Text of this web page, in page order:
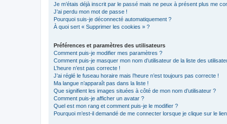
Je m’étais déjà inscrit par le passé mais ne peux à présent plus me
J’ai perdu mon mot de passe !
Pourquoi suis-je déconnecté automatiquement ?
À quoi sert « Supprimer les cookies » ?
Préférences et paramètres des utilisateurs
Comment puis-je modifier mes paramètres ?
Comment puis-je masquer mon nom d’utilisateur de la liste des
L’heure n’est pas correcte !
J’ai réglé le fuseau horaire mais l’heure n’est toujours pas correcte !
Ma langue n’apparaît pas dans la liste !
Que signifient les images situées à côté de mon nom d’utilisateur ?
Comment puis-je afficher un avatar ?
Quel est mon rang et comment puis-je le modifier ?
Pourquoi m’est-il demandé de me connecter lorsque je clique sur le